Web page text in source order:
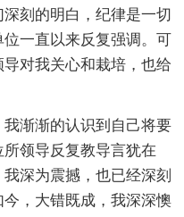
刻的明白，纪律是一切
一直以来反复强调。可
对我关心和栽培，也给
渐渐的认识到自己将要
领导反复教导言犹在
深为震撼，也已经深刻
，大错既成，我深深懊